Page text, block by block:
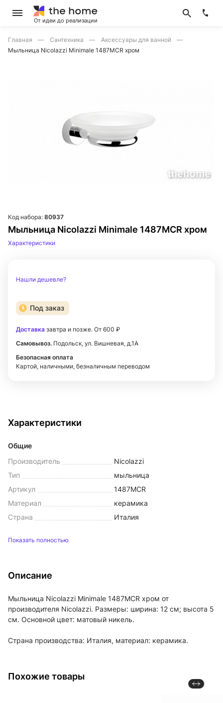
От идеи до реализации
Главная Сантехника
Аксессуары для ванной
Мыльница Nicolazzi Minimale 1487MCR хром
Мыльница Nicolazzi Minimale 1487MCR хром
Код набора: 80937
Характеристики
Нашли дешевле?
Под заказ
Доставка завтра и позже. От 600 ₽
Самовывоз. Подольск, ул. Вишневая, д.1А
Безопасная оплата
Картой, наличными, безналичным переводом
Характеристики
Общие
Производитель
Nicolazzi
Тип
мыльница
Артикул
1487MCR
Материал
керамика
Страна
Италия
Показать полностью
Описание
Мыльница Nicolazzi Minimale 1487MCR хром от
производителя Nicolazzi. Размеры: ширина: 12 см; высота 5
см. Основной цвет: матовый никель.
Страна производства: Италия, материал: керамика.
Похожие товары